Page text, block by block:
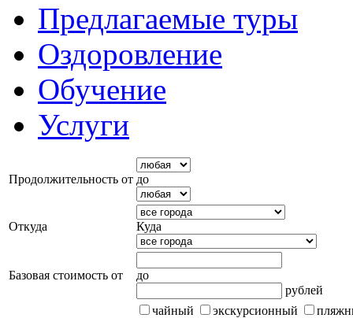
Предлагаемые туры
Оздоровление
Обучение
Услуги
Продолжительность от до
Откуда Куда
Базовая стоимость от
до
рублей
чайный экскурсионный